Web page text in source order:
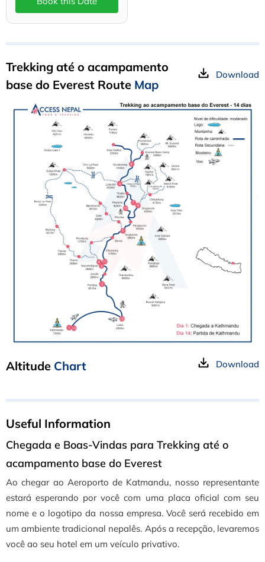
Trekking até o acampamento
base do Everest Route Map
Download
Altitude Chart Download
Useful Information
Chegada e Boas-Vindas para Trekking até o
acampamento base do Everest
Ao chegar ao Aeroporto de Katmandu, nosso representante
estará esperando por você com uma placa oficial com seu
nome e o logotipo da nossa empresa. Você será recebido em
um ambiente tradicional nepalês. Após a recepção, levaremos
você ao seu hotel em um veículo privativo.